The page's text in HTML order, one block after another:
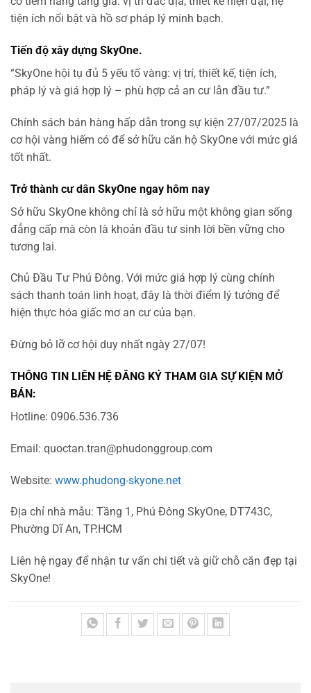
tiện ích nổi bật và hồ sơ pháp lý minh bạch.
Tiến độ xây dựng SkyOne.
“SkyOne hội tụ đủ 5 yếu tố vàng: vị trí, thiết kế, tiện ích,
pháp lý và giá hợp lý – phù hợp cả an cư lẫn đầu tư.”
Chính sách bán hàng hấp dẫn trong sự kiện 27/07/2025 là
cơ hội vàng hiếm có để sở hữu căn hộ SkyOne với mức giá
tốt nhất.
Trở thành cư dân SkyOne ngay hôm nay
Sở hữu SkyOne không chỉ là sở hữu một không gian sống
đẳng cấp mà còn là khoản đầu tư sinh lời bền vững cho
tương lai.
Chủ Đầu Tư Phú Đông. Với mức giá hợp lý cùng chính
sách thanh toán linh hoạt, đây là thời điểm lý tưởng để
hiện thực hóa giấc mơ an cư của bạn.
Đừng bỏ lỡ cơ hội duy nhất ngày 27/07!
THÔNG TIN LIÊN HỆ ĐĂNG KÝ THAM GIA SỰ KIỆN MỞ
BÁN:
Hotline: 0906.536.736
Email: quoctan.tran@phudonggroup.com
Website: www.phudong-skyone.net
Địa chỉ nhà mẫu: Tầng 1, Phú Đông SkyOne, DT743C,
Phường Dĩ An, TP.HCM
Liên hệ ngay để nhận tư vấn chi tiết và giữ chỗ căn đẹp tại
SkyOne!